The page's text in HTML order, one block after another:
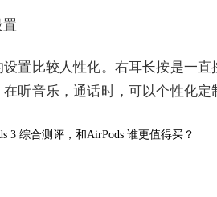
置比较人性化。右耳长按是一
在听音乐，通话时，可以个性化